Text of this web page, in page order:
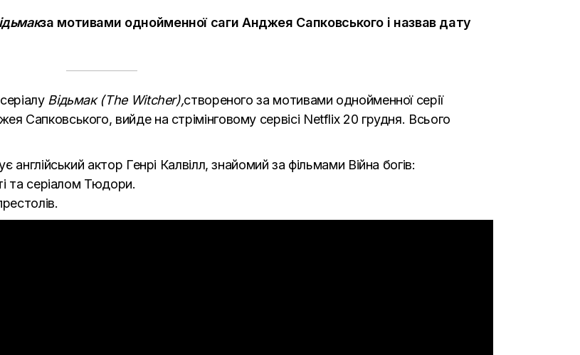
за мотивами однойменної саги Анджея Сапковського і назвав дату
Відьмак (The Witcher),створеного за мотивами однойменної серії
Сапковського, вийде на стрімінговому сервісі Netflix 20 грудня. Всього
англійський актор Генрі Калвілл, знайомий за фільмами Війна богів:
та серіалом Тюдори.